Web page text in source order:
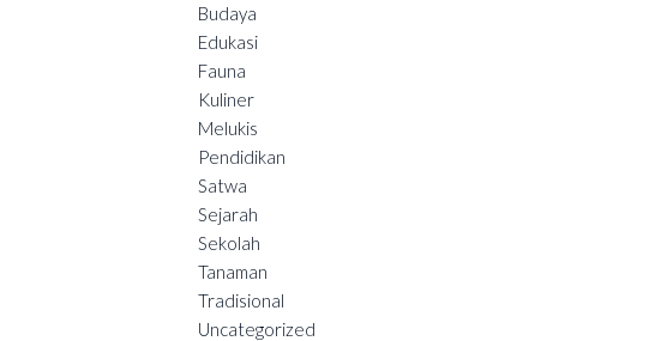
Budaya
Edukasi
Fauna
Kuliner
Melukis
Pendidikan
Satwa
Sejarah
Sekolah
Tanaman
Tradisional
Uncategorized